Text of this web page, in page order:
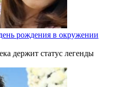
рождения в окружении
держит статус легенды